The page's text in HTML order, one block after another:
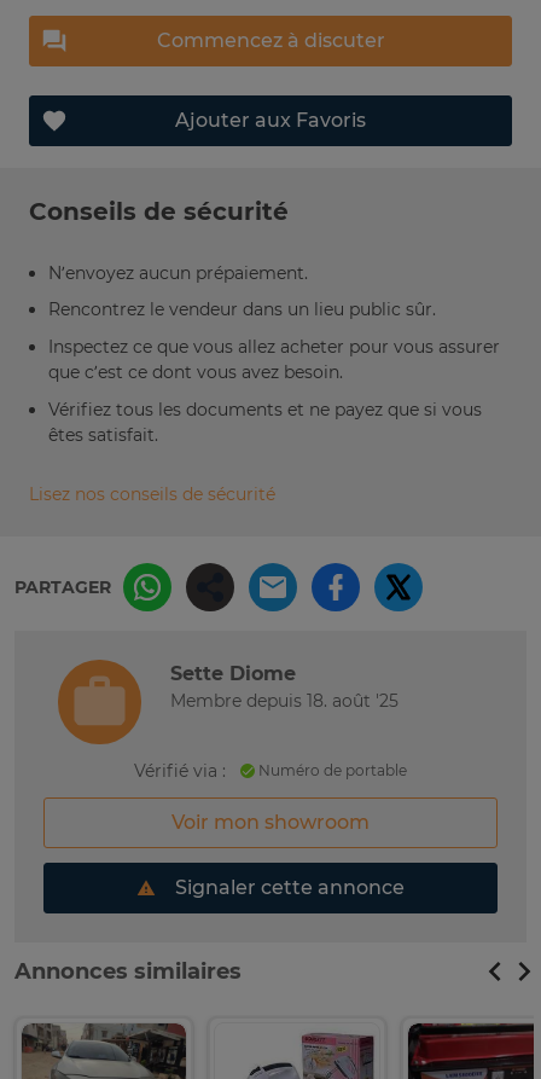
Commencez à discuter
Ajouter aux Favoris
Conseils de sécurité
N’envoyez aucun prépaiement.
Rencontrez le vendeur dans un lieu public sûr.
Inspectez ce que vous allez acheter pour vous assurer
que c’est ce dont vous avez besoin.
Vérifiez tous les documents et ne payez que si vous
êtes satisfait.
Lisez nos conseils de sécurité
PARTAGER
Sette Diome
Membre depuis 18. août '25
Vérifié via : Numéro de portable
Voir mon showroom
Signaler cette annonce
Annonces similaires